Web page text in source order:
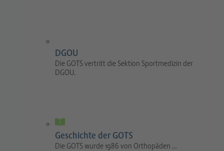
DGOU
Die GOTS vertritt die Sektion Sportmedizin der
DGOU.
Geschichte der GOTS
Die GOTS wurde 1986 von Orthopäden …